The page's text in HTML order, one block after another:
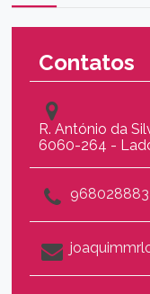
Contatos
R. António da
6060-264 -
968028883